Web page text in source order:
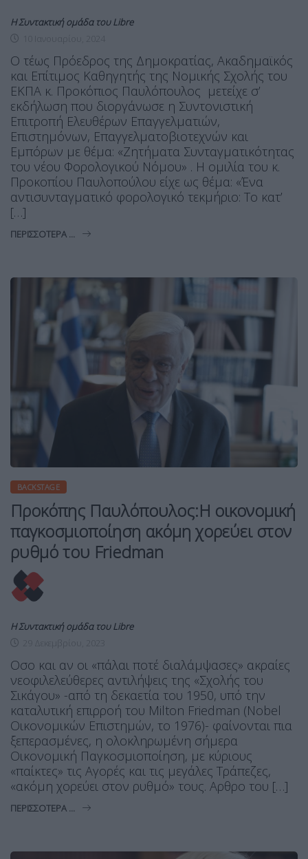
Η Συντακτική ομάδα του Libre
Ο τέως Πρόεδρος της Δημοκρατίας, Ακαδημαϊκός
και Επίτιμος Καθηγητής της Νομικής Σχολής του
ΕΚΠΑ κ. Προκόπιος Παυλόπουλος μετείχε σ’
εκδήλωση που διοργάνωσε η Συντονιστική
Επιτροπή Ελευθέρων Επαγγελματιών,
Επιστημόνων, Επαγγελματοβιοτεχνών και
Εμπόρων με θέμα: «Ζητήματα Συνταγματικότητας
του νέου Φορολογικού Νόμου» . Η ομιλία του κ.
Προκοπίου Παυλοπούλου είχε ως θέμα: «Ένα
αντισυνταγματικό φορολογικό τεκμήριο: Το κατ’
[…]
ΠΕΡΙΣΣΌΤΕΡΑ ...
BACKSTAGE
Προκόπης Παυλόπουλος:Η οικονομική
παγκοσμιοποίηση ακόμη χορεύει στον
ρυθμό του Friedman
Η Συντακτική ομάδα του Libre
Oσο και αν οι «πάλαι ποτέ διαλάμψασες» ακραίες
νεοφιλελεύθερες αντιλήψεις της «Σχολής του
Σικάγου» -από τη δεκαετία του 1950, υπό την
καταλυτική επιρροή του Milton Friedman (Nobel
Οικονομικών Επιστημών, το 1976)- φαίνονται πια
ξεπερασμένες, η ολοκληρωμένη σήμερα
Οικονομική Παγκοσμιοποίηση, με κύριους
«παίκτες» τις Αγορές και τις μεγάλες Τράπεζες,
«ακόμη χορεύει στον ρυθμό» τους. Αρθρο του […]
ΠΕΡΙΣΣΌΤΕΡΑ ...